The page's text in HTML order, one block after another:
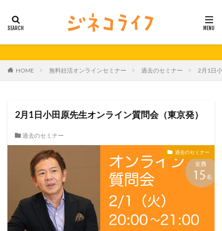
HOME 無料妊活オンラインセミナー 過去のセミナー 2月1日
2月1日小田原先生オンライン質問会（東京発）
過去のセミナー
過去のセミナー
男性不妊